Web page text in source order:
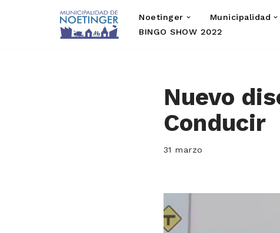
Noetinger Municipalidad
BINGO SHOW 2022
Nuevo
Conducir
31 marzo